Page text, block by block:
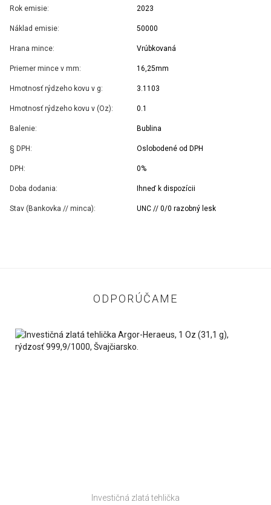
Rok emisie: 2023
Náklad emisie: 50000
Hrana mince: Vrúbkovaná
Priemer mince v mm: 16,25mm
Hmotnosť rýdzeho kovu v g: 3.1103
Hmotnosť rýdzeho kovu v (Oz): 0.1
Balenie: Bublina
§ DPH: Oslobodené od DPH
DPH: 0%
Doba dodania: Ihneď k dispozícii
Stav (Bankovka // minca): UNC // 0/0 razobný lesk
ODPORÚČAME
Investičná zlatá tehlička